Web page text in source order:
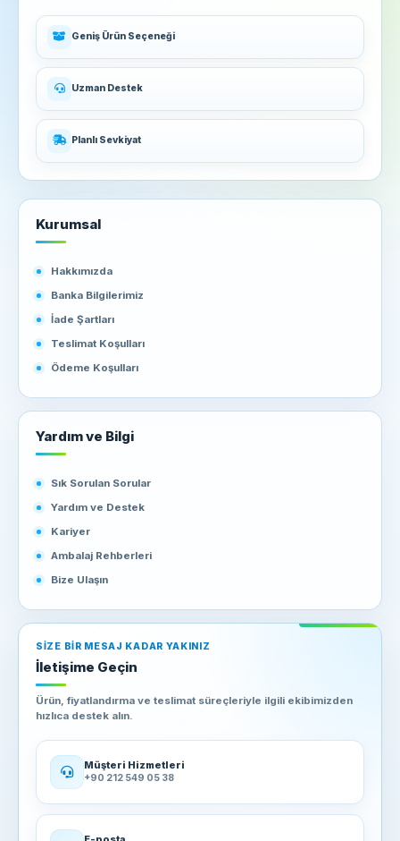
Geniş Ürün Seçeneği
Uzman Destek
Planlı Sevkiyat
Kurumsal
Hakkımızda
Banka Bilgilerimiz
İade Şartları
Teslimat Koşulları
Ödeme Koşulları
Yardım ve Bilgi
Sık Sorulan Sorular
Yardım ve Destek
Kariyer
Ambalaj Rehberleri
Bize Ulaşın
SIZE BIR MESAJ KADAR YAKINIZ
İletişime Geçin
Ürün, fiyatlandırma ve teslimat süreçleriyle ilgili ekibimizden
hızlıca destek alın.
Müşteri Hizmetleri
+90 212 549 05 38